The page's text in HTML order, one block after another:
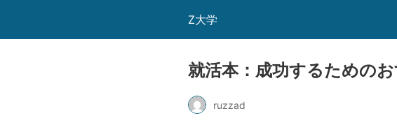
Z大学
就活本：成功するための
ruzzad